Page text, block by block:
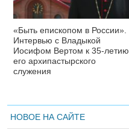
«Быть епископом в России».
Интервью с Владыкой
Иосифом Вертом к 35-летию
его архипастырского
служения
НОВОЕ НА САЙТЕ